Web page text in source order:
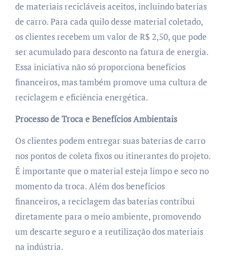
de materiais recicláveis aceitos, incluindo baterias
de carro. Para cada quilo desse material coletado,
os clientes recebem um valor de R$ 2,50, que pode
ser acumulado para desconto na fatura de energia.
Essa iniciativa não só proporciona benefícios
financeiros, mas também promove uma cultura de
reciclagem e eficiência energética.
Processo de Troca e Benefícios Ambientais
Os clientes podem entregar suas baterias de carro
nos pontos de coleta fixos ou itinerantes do projeto.
É importante que o material esteja limpo e seco no
momento da troca. Além dos benefícios
financeiros, a reciclagem das baterias contribui
diretamente para o meio ambiente, promovendo
um descarte seguro e a reutilização dos materiais
na indústria.